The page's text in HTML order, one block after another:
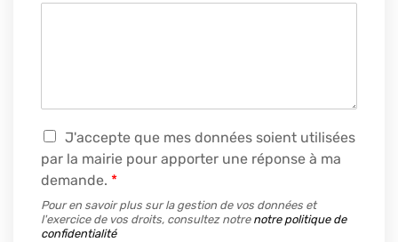
R
G
P
D
*
J'accepte que mes données soient utilisées
par la mairie pour apporter une réponse à ma
demande. *
Pour en savoir plus sur la gestion de vos données et
l'exercice de vos droits, consultez notre notre politique de
confidentialité